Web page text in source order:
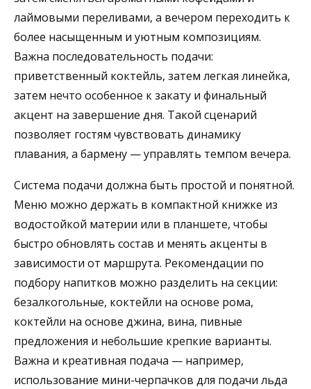
лаймовыми переливами, а вечером переходить к
более насыщенным и уютным композициям.
Важна последовательность подачи:
приветственный коктейль, затем легкая линейка,
затем нечто особенное к закату и финальный
акцент на завершение дня. Такой сценарий
позволяет гостям чувствовать динамику
плавания, а бармену — управлять темпом вечера.
Система подачи должна быть простой и понятной.
Меню можно держать в компактной книжке из
водостойкой материи или в планшете, чтобы
быстро обновлять состав и менять акценты в
зависимости от маршрута. Рекомендации по
подбору напитков можно разделить на секции:
безалкогольные, коктейли на основе рома,
коктейли на основе джина, вина, пивные
предложения и небольшие крепкие варианты.
Важна и креативная подача — например,
использование мини-черпачков для подачи льда